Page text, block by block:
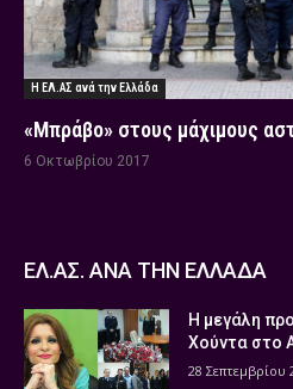
Η ΕΛ.ΑΣ ανά την Ελλάδα
«Μπράβο» στους μάχιμους
6 Οκτωβρίου 2017
ΕΛ.ΑΣ. ΑΝΑ ΤΗΝ ΕΛΛΑΔΑ
Η μεγάλη
Χούντα στο
28 Σεπτεμβρίου